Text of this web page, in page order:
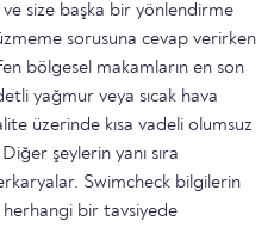
size başka bir yönlendirme
sorusuna cevap verirken
bölgesel makamların en son
yağmur veya sıcak hava
üzerinde kısa vadeli olumsuz
şeylerin yanı sıra
Swimcheck bilgilerin
bir tavsiyede